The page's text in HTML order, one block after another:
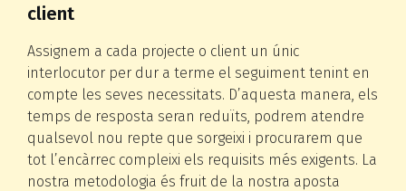
client
Assignem a cada projecte o client un únic
interlocutor per dur a terme el seguiment tenint en
compte les seves necessitats. D’aquesta manera, els
temps de resposta seran reduïts, podrem atendre
qualsevol nou repte que sorgeixi i procurarem que
tot l’encàrrec compleixi els requisits més exigents. La
nostra metodologia és fruit de la nostra aposta